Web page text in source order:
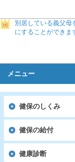
別居している義父母
にすることができま
メニュー
健保のしくみ
健保の給付
健康診断